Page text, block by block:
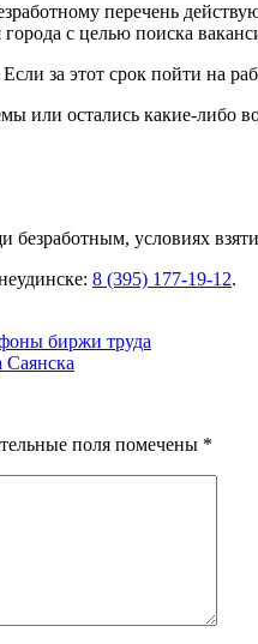
перечень
с целью поиска
за этот срок пойти на
или остались какие-
условиях
8 (395) 177-19-12.
биржи труда
Саянска
поля помечены *